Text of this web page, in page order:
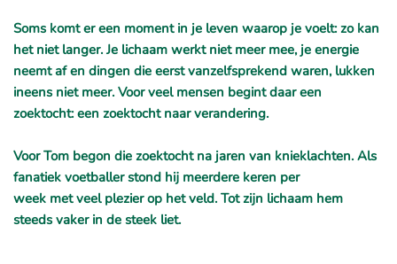
Soms komt er een moment in je leven waarop je voelt: zo kan
het niet langer. Je lichaam werkt niet meer mee, je energie
neemt af en dingen die eerst vanzelfsprekend waren, lukken
ineens niet meer. Voor veel mensen begint daar een
zoektocht: een zoektocht naar verandering.
Voor Tom begon die zoektocht na jaren van knieklachten. Als
fanatiek voetballer stond hij meerdere keren per
week met veel plezier op het veld. Tot zijn lichaam hem
steeds vaker in de steek liet.